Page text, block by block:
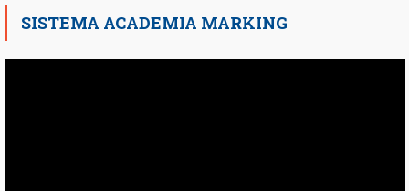
SISTEMA ACADEMIA MARKING